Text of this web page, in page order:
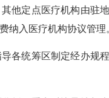
他定点医疗机构由
纳入医疗机构协议管理
各统筹区制定经办